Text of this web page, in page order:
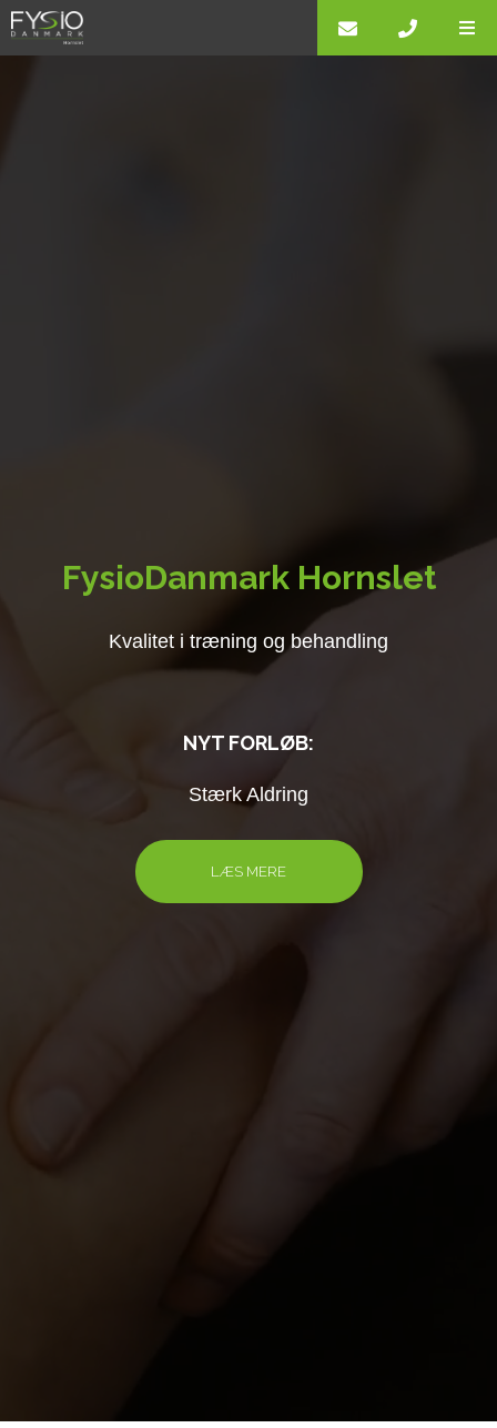
FysioDanmark Hornslet
Kvalitet i træning og behandling
NYT FORLØB:
Stærk Aldring
LÆS MERE